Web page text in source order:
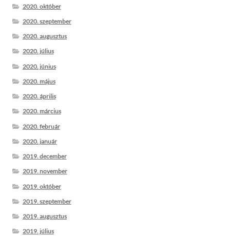
2020. október
2020. szeptember
2020. augusztus
2020. július
2020. június
2020. május
2020. április
2020. március
2020. február
2020. január
2019. december
2019. november
2019. október
2019. szeptember
2019. augusztus
2019. július